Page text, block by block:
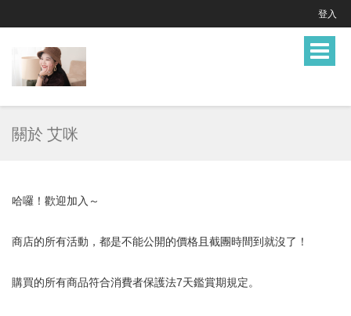
登入
Toggle
關於 艾咪
哈囉！歡迎加入～
商店的所有活動，都是不能公開的價格且截團時間到就沒了！
購買的所有商品符合消費者保護法7天鑑賞期規定。